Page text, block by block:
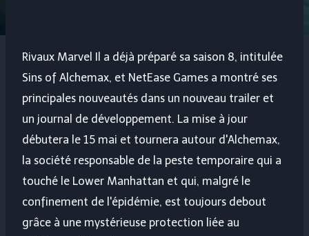
Rivaux Marvel
Il a déjà préparé sa saison 8, intitulée
Sins of Alchemax, et NetEase Games a montré ses
principales nouveautés dans un nouveau trailer et
un journal de développement. La mise à jour
débutera le 15 mai et tournera autour d'Alchemax,
la société responsable de la peste temporaire qui a
touché le Lower Manhattan et qui, malgré le
confinement de l'épidémie, est toujours debout
grâce à une mystérieuse protection liée au